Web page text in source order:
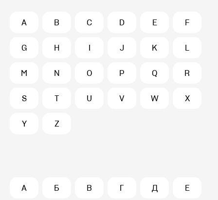
A B C D E F
G H I J K L
M N O P Q R
S T U V W X
Y Z
А Б В Г Д Е